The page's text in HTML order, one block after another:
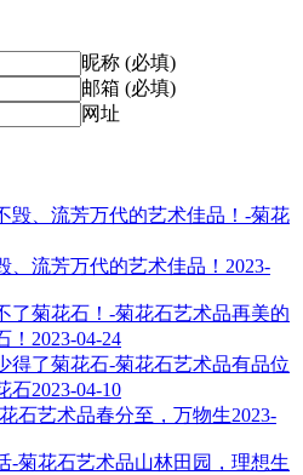
昵称 (必填)
邮箱 (必填)
网址
、流芳万代的艺术佳品！ 2023-
再美的
！ 2023-04-24
有品位
石2023-04-10
春分至，万物生2023-
山林田园，理想生